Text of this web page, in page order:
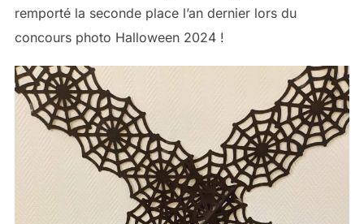
remporté la seconde place l’an dernier lors du
concours photo Halloween 2024 !